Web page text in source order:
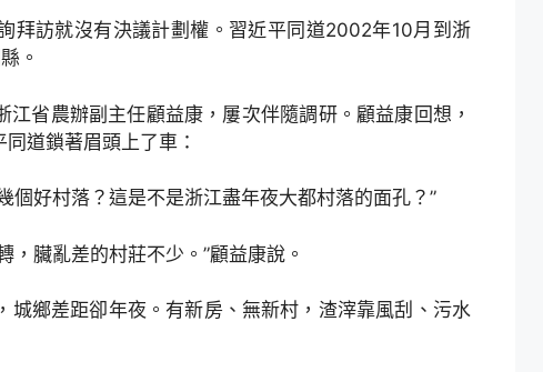
訪就沒有決議計劃權。習近平同道2002年10月到浙
。
省農辦副主任顧益康，屢次伴隨調研。顧益康回想，
道鎖著眉頭上了車：
好村落？這是不是浙江盡年夜大都村落的面孔？”
臟亂差的村莊不少。”顧益康說。
鄉差距卻年夜。有新房、無新村，渣滓靠風刮、污水